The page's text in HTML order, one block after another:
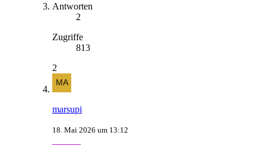
Antworten
2
Zugriffe
813
2
marsupi
18. Mai 2026 um 13:12